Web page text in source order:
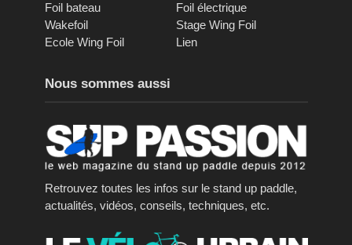
Foil bateau
Foil électrique
Wakefoil
Stage Wing Foil
Ecole Wing Foil
Lien
Nous sommes aussi
Retrouvez toutes les infos sur le stand up paddle,
actualités, vidéos, conseils, techniques, etc.